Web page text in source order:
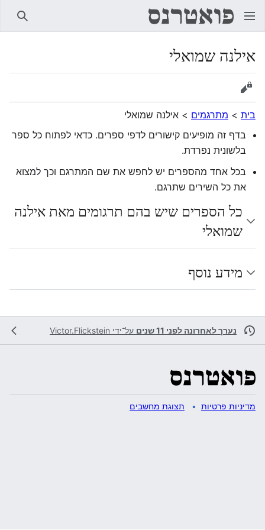
אילנה שמואלי
הצגת מקור
בית > מתרגמים > אילנה שמואלי
בדף זה מופיעים קישורים לדפי ספרים. כדאי לפתוח כל ספר
בלשונית נפרדת.
בכל אחד מהספרים יש לחפש את שם המתרגם וכך למצוא
את כל השירים שתרגם.
כל הספרים שיש בהם תרגומים מאת אילנה
שמואלי
מידע נוסף
נערך לאחרונה לפני 11 שנים על־ידי Victor.Flickstein
מדיניות פרטיות תצוגת מחשבים